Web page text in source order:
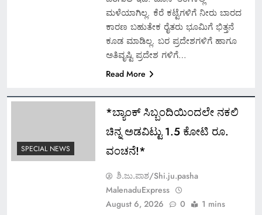
ಮಳೆಯಾಗಿಲ್ಲ. ಕೆರೆ ಕಟ್ಟೆಗಳಿಗೆ ನೀರು ಬಾರದ
ಕಾರಣ ಬಹುತೇಕ ರೈತರು ಭೂಮಿಗೆ ಭಿತ್ತನೆ
ಕೂಡ ಮಾಡಿಲ್ಲ. ಬರ ಪ್ರದೇಶಗಳಿಗೆ ಹಾಗೂ
ಅತಿವೃಷ್ಟಿ ಪ್ರದೇಶ ಗಳಿಗೆ…
Read More
SPECIAL NEWS
*ಬ್ಯಾಂಕ್ ಸಿಬ್ಬಂದಿಯಿಂದಲೇ ನಕಲಿ
ಚಿನ್ನ ಅಡವಿಟ್ಟು 1.5 ಕೋಟಿ ರೂ.
ವಂಚನೆ!*
ಶಿ.ಜು.ಪಾಶ/Shi.ju.pasha
MalenaduExpress
August 6, 2026
0 1 mins